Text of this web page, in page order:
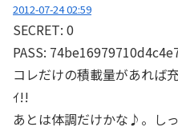
2012-07-24 02:59
SECRET: 0
PASS:
コレだけの積載量があれば
ｲ!!
あとは体調だけかな♪。し